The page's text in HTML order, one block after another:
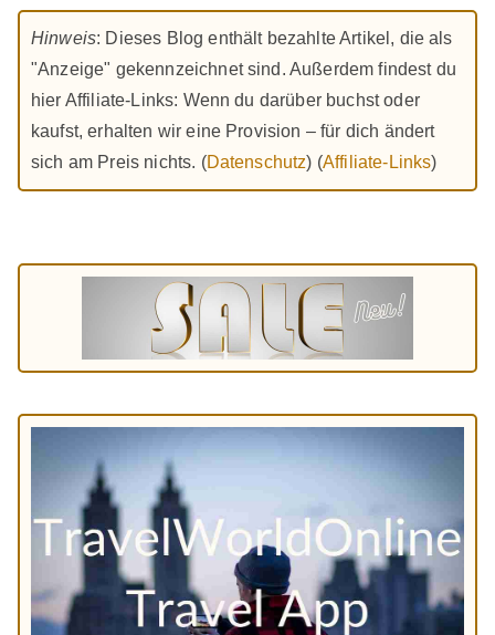
Hinweis: Dieses Blog enthält bezahlte Artikel, die als
"Anzeige" gekennzeichnet sind. Außerdem findest du
hier Affiliate-Links: Wenn du darüber buchst oder
kaufst, erhalten wir eine Provision – für dich ändert
sich am Preis nichts. (Datenschutz) (Affiliate-Links)